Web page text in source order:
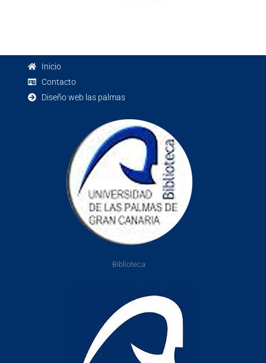
Inicio
Contacto
Diseño web las palmas
Biblioteca